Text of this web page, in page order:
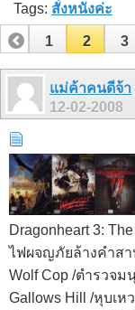
Tags: สั่งหนังค่ะ
1 2 3
11 13
แม่ค้าคนดีจ้า
12-02-2008
Dragonheart 3:
ไฟผจญภัยล้างคำส
Wolf Cop /ตำรวจ
Gallows Hill /หุบเ